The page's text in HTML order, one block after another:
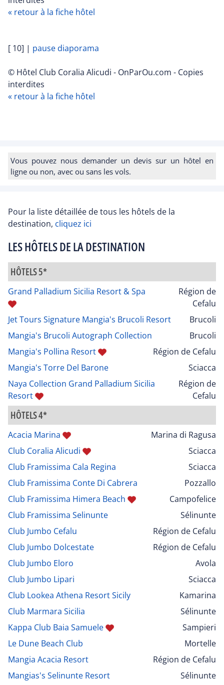
« retour à la fiche hôtel
[ 10] | pause diaporama
© Hôtel Club Coralia Alicudi - OnParOu.com - Copies
interdites
« retour à la fiche hôtel
Vous pouvez nous demander un devis sur un hôtel en
ligne ou non, avec ou sans les vols.
Pour la liste détaillée de tous les hôtels de la
destination, cliquez ici
LES HÔTELS DE LA DESTINATION
HÔTELS 5*
Grand Palladium Sicilia Resort & Spa
Région de
Cefalu
Jet Tours Signature Mangia's Brucoli Resort
Brucoli
Mangia's Brucoli Autograph Collection
Brucoli
Mangia's Pollina Resort
Région de Cefalu
Mangia's Torre Del Barone
Sciacca
Naya Collection Grand Palladium Sicilia
Resort
Région de
Cefalu
HÔTELS 4*
Acacia Marina
Marina di Ragusa
Club Coralia Alicudi
Sciacca
Club Framissima Cala Regina
Sciacca
Club Framissima Conte Di Cabrera
Pozzallo
Club Framissima Himera Beach
Campofelice
Club Framissima Selinunte
Sélinunte
Club Jumbo Cefalu
Région de Cefalu
Club Jumbo Dolcestate
Région de Cefalu
Club Jumbo Eloro
Avola
Club Jumbo Lipari
Sciacca
Club Lookea Athena Resort Sicily
Kamarina
Club Marmara Sicilia
Sélinunte
Kappa Club Baia Samuele
Sampieri
Le Dune Beach Club
Mortelle
Mangia Acacia Resort
Région de Cefalu
Mangias's Selinunte Resort
Sélinunte